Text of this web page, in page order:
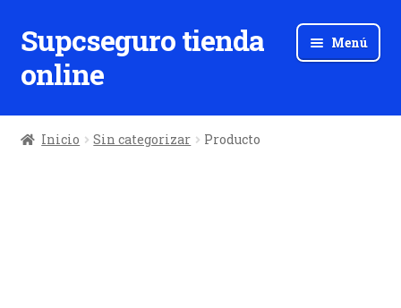
Ir
a
la
Ir
al
contenido
Supcseguro tienda
online
Menú
Inicio Sin categorizar Producto